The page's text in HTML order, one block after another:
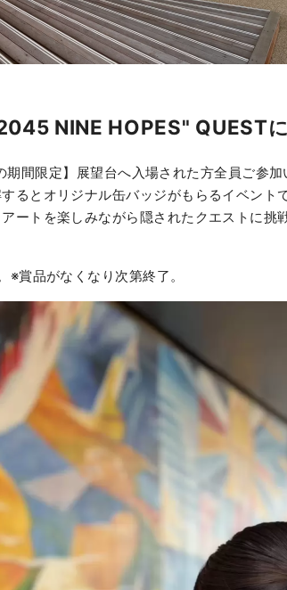
NINE HOPES" QUEST
間限定】展望台へ入場された方全員ご参
るとオリジナル缶バッジがもらるイベント
ートを楽しみながら隠されたクエストに挑
賞品がなくなり次第終了。